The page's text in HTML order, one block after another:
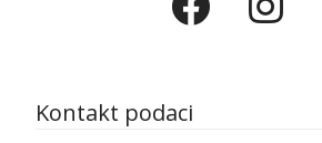
Kontakt podaci